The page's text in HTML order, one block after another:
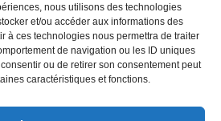
nous utilisons des technologies
et/ou accéder aux informations des
à ces technologies nous permettra de traiter
de navigation ou les ID uniques
ou de retirer son consentement peut
caractéristiques et fonctions.
Activités
Blogue
Nouvelles